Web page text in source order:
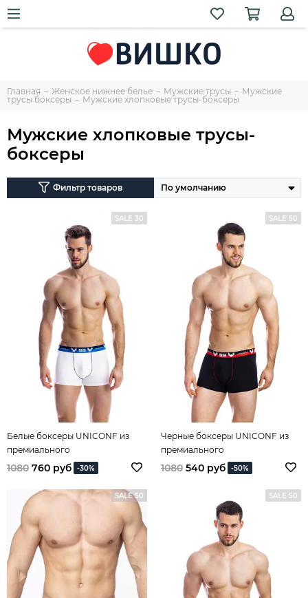
Главная Женское нижнее белье Мужские трусы
Мужские
трусы боксеры
Мужские хлопковые трусы-боксеры
Мужские хлопковые трусы-
боксеры
Фильтр товаров
SALE 30
Белые боксеры UNICONF из
премиального
гипоаллергенного хлопка без
боковых швов
1080 760 руб -30%
SALE 50
Черные боксеры UNICONF из
премиального
гипоаллергенного хлопка без
боковых швов
1080 540 руб -50%
SALE 50 SALE 50